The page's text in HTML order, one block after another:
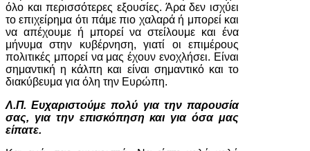
όλο και περισσότερες εξουσίες. Άρα δεν ισχύει
το επιχείρημα ότι πάμε πιο χαλαρά ή μπορεί και
να απέχουμε ή μπορεί να στείλουμε και ένα
μήνυμα στην κυβέρνηση, γιατί οι επιμέρους
πολιτικές μπορεί να μας έχουν ενοχλήσει. Είναι
σημαντική η κάλπη και είναι σημαντικό και το
διακύβευμα για όλη την Ευρώπη.
Λ.Π. Ευχαριστούμε πολύ για την παρουσία
σας, για την επισκόπηση και για όσα μας
είπατε.